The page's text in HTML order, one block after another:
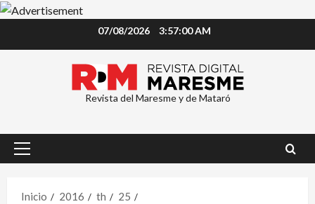
07/08/2026 3:57:01 AM
Revista del Maresme y de Mataró
Menú
Inicio
2016 th
25